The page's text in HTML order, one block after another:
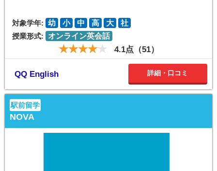
対象学年: 幼 小 中 高 大
社
授業形式:
オンライン英会話
4.1点（51）
QQ English 詳細・口コミ
駅前留学
NOVA